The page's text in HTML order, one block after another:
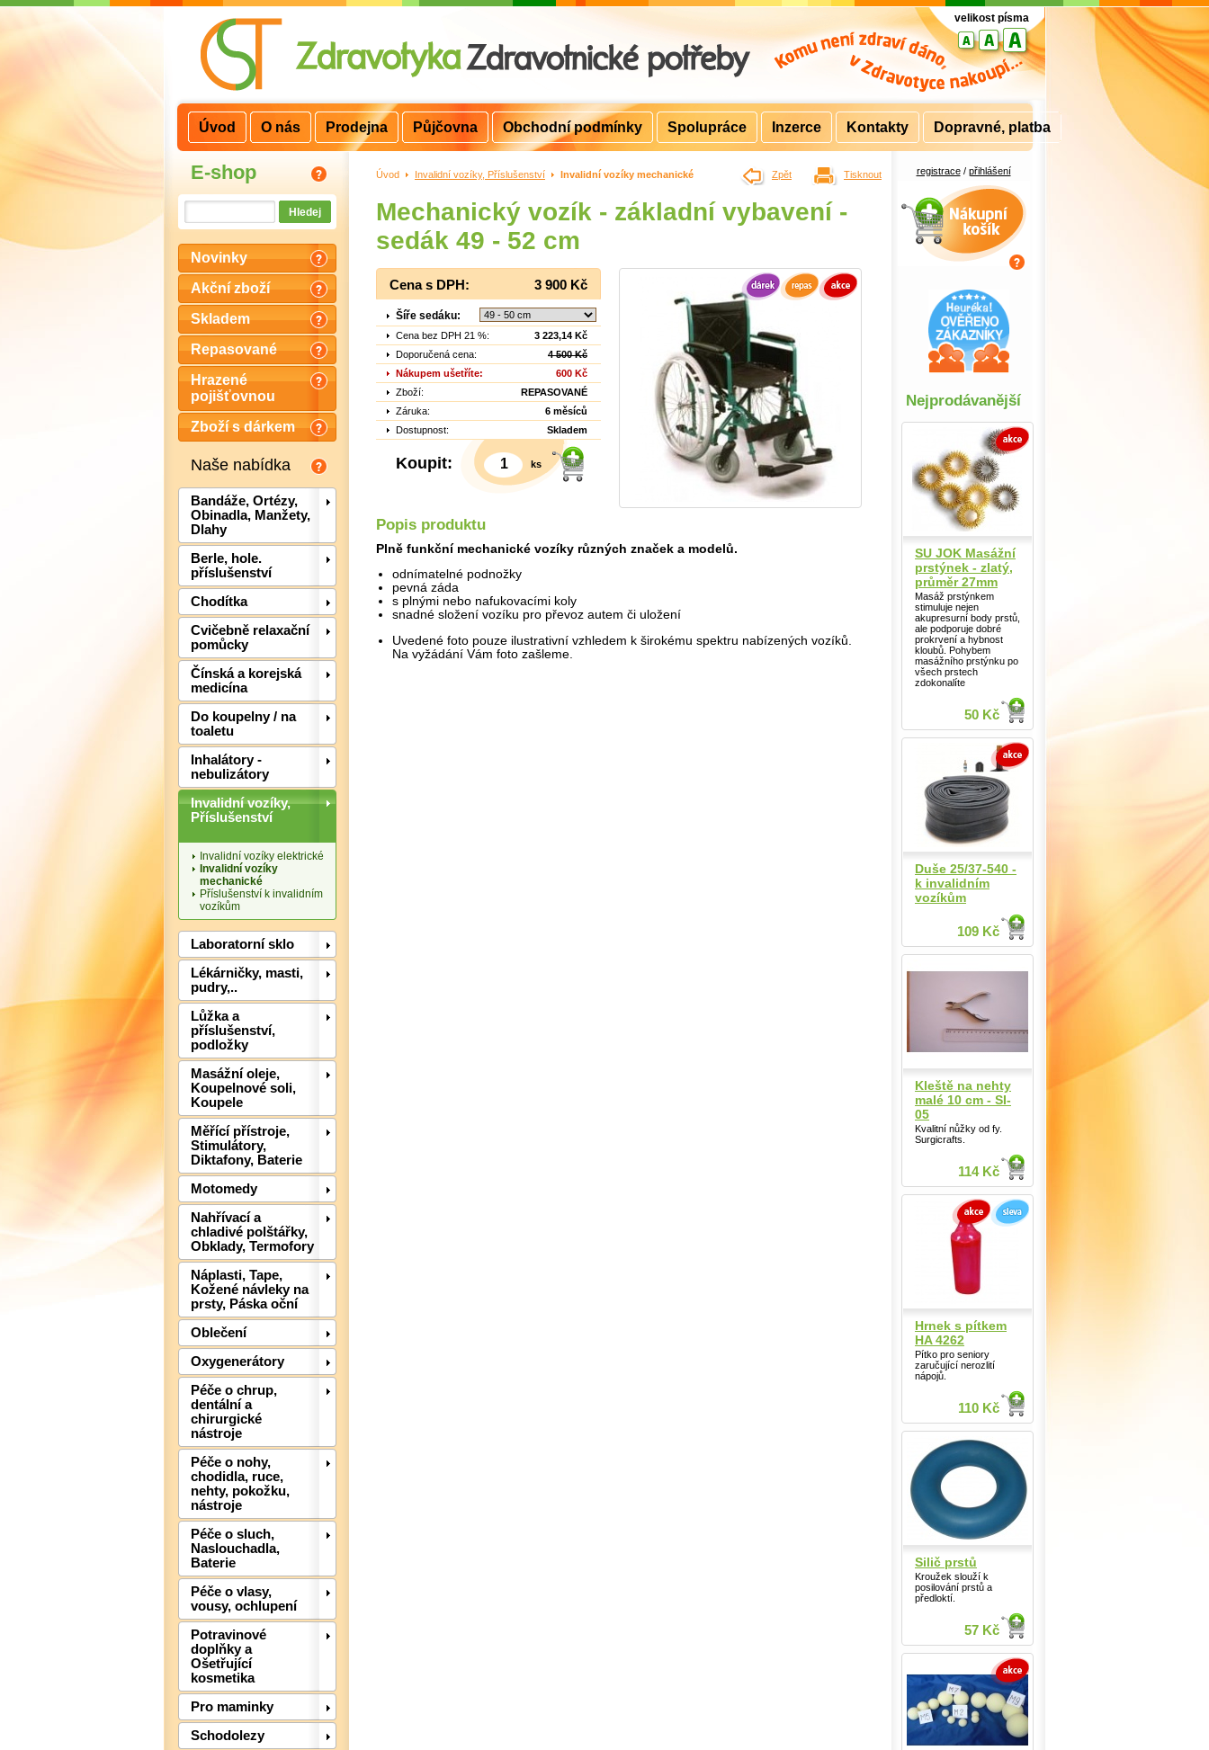
E-shop
Novinky
Akční zboží
Skladem
Repasované
Hrazené
pojišťovnou
Zboží s dárkem
Naše nabídka
Bandáže, Ortézy,
Obinadla, Manžety,
Dlahy
Berle, hole.
příslušenství
Chodítka
Cvičebně relaxační
pomůcky
Čínská a korejská
medicína
Do koupelny / na
toaletu
Inhalátory -
nebulizátory
Invalidní vozíky,
Příslušenství
Invalidní vozíky elektrické
Invalidní vozíky
mechanické
Příslušenství k invalidním
vozíkům
Laboratorní sklo
Lékárničky, masti,
pudry,..
Lůžka a
příslušenství,
podložky
Masážní oleje,
Koupelnové soli,
Koupele
Měřící přístroje,
Stimulátory,
Diktafony, Baterie
Motomedy
Nahřívací a
chladivé polštářky,
Obklady, Termofory
Náplasti, Tape,
Kožené návleky na
prsty, Páska oční
Oblečení
Oxygenerátory
Péče o chrup,
dentální a
chirurgické
nástroje
Péče o nohy,
chodidla, ruce,
nehty, pokožku,
nástroje
Péče o sluch,
Naslouchadla,
Baterie
Péče o vlasy,
vousy, ochlupení
Potravinové
doplňky a
Ošetřující
kosmetika
Pro maminky
Schodolezy
Úvod > Invalidní vozíky, Příslušenství > Invalidní vozíky mechanické
Mechanický vozík - základní vybavení -
sedák 49 - 52 cm
Cena s DPH: 3 900 Kč
Šíře sedáku:
Cena bez DPH 21 %:
3 223,14 Kč
Doporučená cena:
4 500 Kč
Nákupem ušetříte:
600 Kč
Zboží:
REPASOVANÉ
Záruka:
6 měsíců
Dostupnost:
Skladem
Koupit: ks
Popis produktu
Plně funkční mechanické vozíky různých značek a modelů.
odnímatelné podnožky
pevná záda
s plnými nebo nafukovacími koly
snadné složení vozíku pro převoz autem či uložení
Uvedené foto pouze ilustrativní vzhledem k širokému spektru nabízených vozíků.
Na vyžádání Vám foto zašleme.
registrace/ přihlášení
Nákupní košík
velikost písma
Tisknout
Zpět
Nejprodávanější
SU JOK Masážní
prstýnek - zlatý,
průměr 27mm
Masáž prstýnkem
stimuluje nejen
akupresurní body prstů,
ale podporuje dobré
prokrvení a hybnost
kloubů. Pohybem
masážního prstýnku po
všech prstech
zdokonalíte
50 Kč
Duše 25/37-540 -
k invalidním
vozíkům
109 Kč
Kleště na nehty
malé 10 cm - SI-
05
Kvalitní nůžky od fy.
Surgicrafts.
114 Kč
Hrnek s pítkem
HA 4262
Pítko pro seniory
zaručující nerozlití
nápojů.
110 Kč
Silič prstů
Kroužek slouží k
posilování prstů a
předloktí.
57 Kč
Úvod O nás Prodejna Půjčovna Obchodní podmínky Spolupráce Inzerce Kontakty Dopravné, platba